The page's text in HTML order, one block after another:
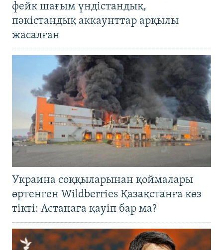
фейк шағым үндістандық,
пәкістандық аккаунттар арқылы
жасалған
Украина соққыларынан қоймалары
өртенген Wildberries Қазақстанға көз
тікті: Астанаға қауіп бар ма?